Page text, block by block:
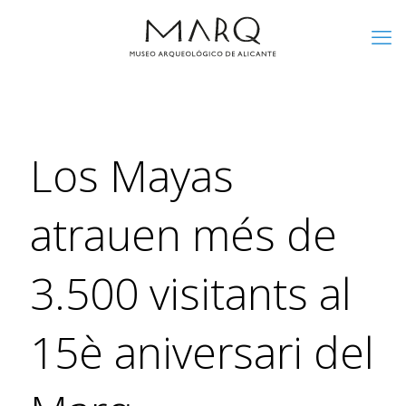
Los Mayas
atrauen més de
3.500 visitants al
15è aniversari del